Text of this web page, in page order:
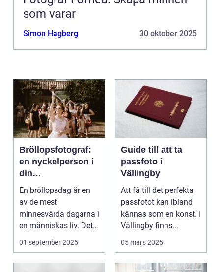
som varar
Simon Hagberg 30 oktober 2025
Bröllopsfotograf:
en nyckelperson i
din
bröllopsberättelse
En bröllopsdag är en
av de mest
minnesvärda dagarna i
en människas liv. Det
&aum...
01 september 2025
Guide till att ta
passfoto i
Vällingby
Att få till det perfekta
passfotot kan ibland
kännas som en konst. I
Vällingby finns...
05 mars 2025